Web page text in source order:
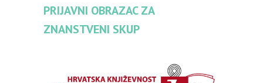
PRIJAVNI OBRAZAC ZA
ZNANSTVENI SKUP